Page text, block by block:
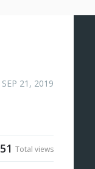
SEP 21, 2019
51 Total views